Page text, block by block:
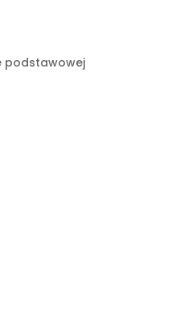
podstawowej